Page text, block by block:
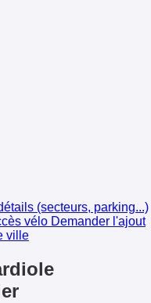
(secteurs, parking...)
vélo Demander l'ajout
ville